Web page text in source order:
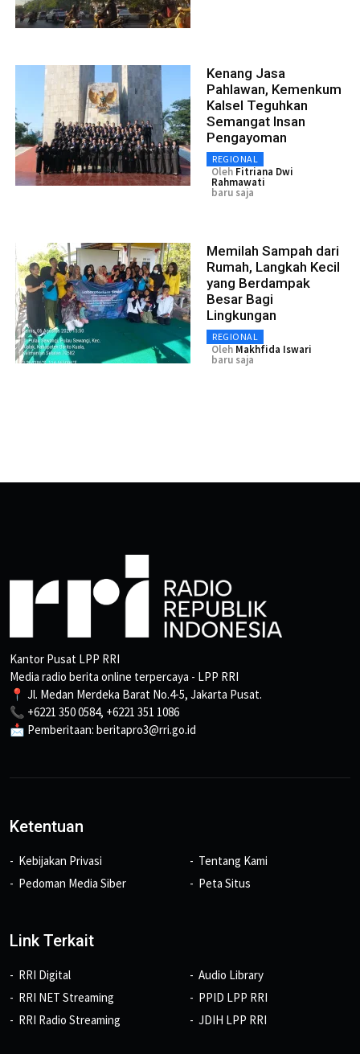
Kenang Jasa
Pahlawan, Kemenkum
Kalsel Teguhkan
Semangat Insan
Pengayoman
REGIONAL
Oleh Fitriana Dwi
Rahmawati
baru saja
Memilah Sampah dari
Rumah, Langkah Kecil
yang Berdampak
Besar Bagi
Lingkungan
REGIONAL
Oleh Makhfida Iswari
baru saja
Kantor Pusat LPP RRI
Media radio berita online terpercaya - LPP RRI
📍 Jl. Medan Merdeka Barat No.4-5, Jakarta Pusat.
📞 +6221 350 0584, +6221 351 1086
📩 Pemberitaan: beritapro3@rri.go.id
Ketentuan
Kebijakan Privasi
Pedoman Media Siber
Tentang Kami
Peta Situs
Link Terkait
RRI Digital
RRI NET Streaming
RRI Radio Streaming
Audio Library
PPID LPP RRI
JDIH LPP RRI